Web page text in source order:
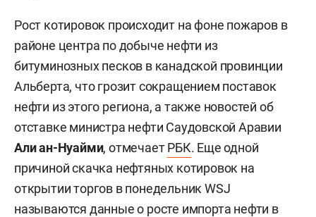
Рост котировок происходит на фоне пожаров в
районе центра по добыче нефти из
битуминозных песков в канадской провинции
Альберта, что грозит сокращением поставок
нефти из этого региона, а также новостей об
отставке министра нефти Саудовской Аравии
Али ан-Нуайми, отмечаетРБК. Еще одной
причиной скачка нефтяных котировок на
открытии торгов в понедельник WSJ
называются данные о росте импорта нефти в